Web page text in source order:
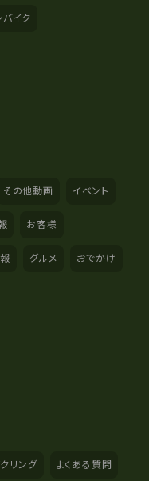
バイク
その他動画 イベント
お客様
グルメ おでかけ
リング よくある質問